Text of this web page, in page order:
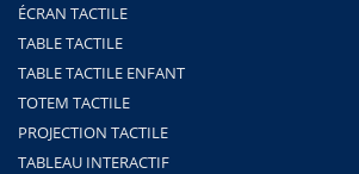
ÉCRAN TACTILE
TABLE TACTILE
TABLE TACTILE ENFANT
TOTEM TACTILE
PROJECTION TACTILE
TABLEAU INTERACTIF